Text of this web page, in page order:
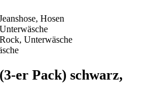
er Pack) schwarz,